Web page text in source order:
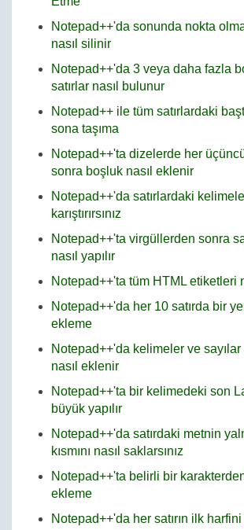
Notepad++'da sonunda nokta
nasıl silinir
Notepad++'da 3 veya daha fazla
satırlar nasıl bulunur
Notepad++ ile tüm satırlardaki
sona taşıma
Notepad++'ta dizelerde her
sonra boşluk nasıl eklenir
Notepad++'da satırlardaki
karıştırırsınız
Notepad++'ta virgüllerden sonra
nasıl yapılır
Notepad++'ta tüm HTML etiketleri
Notepad++'da her 10 satırda bir
ekleme
Notepad++'da kelimeler ve
nasıl eklenir
Notepad++'ta bir kelimedeki son
büyük yapılır
Notepad++'da satırdaki metnin
kısmını nasıl saklarsınız
Notepad++'ta belirli bir
ekleme
Notepad++'da her satırın ilk